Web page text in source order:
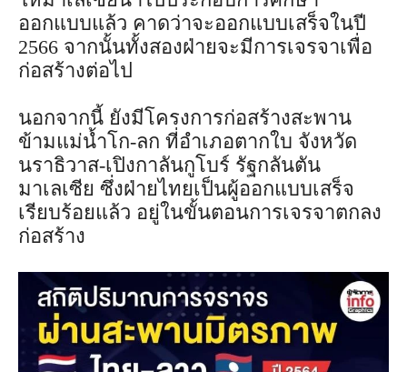
ออกแบบแล้ว คาดว่าจะออกแบบเสร็จในปี
2566 จากนั้นทั้งสองฝ่ายจะมีการเจรจาเพื่อ
ก่อสร้างต่อไป
นอกจากนี้ ยังมีโครงการก่อสร้างสะพาน
ข้ามแม่น้ำโก-ลก ที่อำเภอตากใบ จังหวัด
นราธิวาส-เปิงกาลันกูโบร์ รัฐกลันตัน
มาเลเซีย ซึ่งฝ่ายไทยเป็นผู้ออกแบบเสร็จ
เรียบร้อยแล้ว อยู่ในขั้นตอนการเจรจาตกลง
ก่อสร้าง